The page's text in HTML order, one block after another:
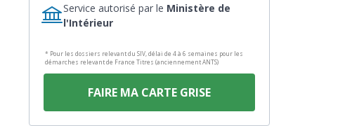
Service autorisé par le Ministère de
l'Intérieur
* Pour les dossiers relevant du SIV, délai de 4 à 6 semaines pour les
démarches relevant de France Titres (anciennement ANTS)
FAIRE MA CARTE GRISE